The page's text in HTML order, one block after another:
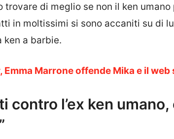
trovare di meglio se non il ken
in moltissimi si sono accaniti su di
a barbie.
Emma Marrone offende Mika e il web
contro l’ex ken